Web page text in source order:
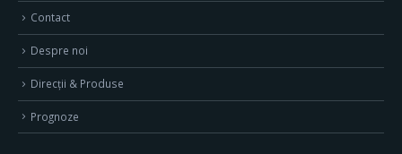
Contact
Despre noi
Direcţii & Produse
Prognoze